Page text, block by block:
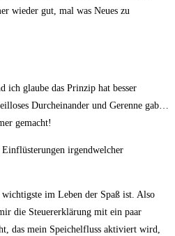
wieder gut, mal was Neues zu
ich glaube das Prinzip hat besser
Durcheinander und Gerenne gab…
gemacht!
irgendwelcher
im Leben der Spaß ist. Also
die Steuererklärung mit ein paar
das mein Speichelfluss aktiviert wird,